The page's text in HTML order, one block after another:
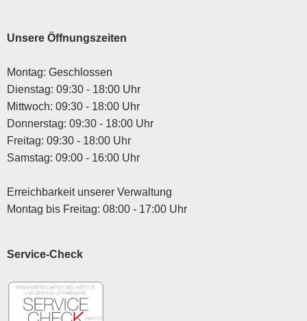
Unsere Öffnungszeiten
Montag: Geschlossen
Dienstag: 09:30 - 18:00 Uhr
Mittwoch: 09:30 - 18:00 Uhr
Donnerstag: 09:30 - 18:00 Uhr
Freitag: 09:30 - 18:00 Uhr
Samstag: 09:00 - 16:00 Uhr
Erreichbarkeit unserer Verwaltung
Montag bis Freitag: 08:00 - 17:00 Uhr
Service-Check